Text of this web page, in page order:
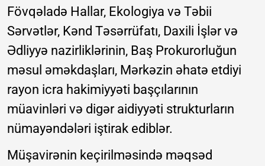
Fövqəladə Hallar, Ekologiya və Təbii
Sərvətlər, Kənd Təsərrüfatı, Daxili İşlər və
Ədliyyə nazirliklərinin, Baş Prokurorluğun
məsul əməkdaşları, Mərkəzin əhatə etdiyi
rayon icra hakimiyyəti başçılarının
müavinləri və digər aidiyyəti strukturların
nümayəndələri iştirak ediblər.
Müşavirənin keçirilməsində məqsəd